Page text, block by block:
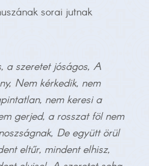
sorai jutnak
a szeretet jóságos, A
Nem kérkedik, nem
nem keresi a
gerjed, a rosszat föl nem
De együtt örül
eltűr, mindent elhisz,